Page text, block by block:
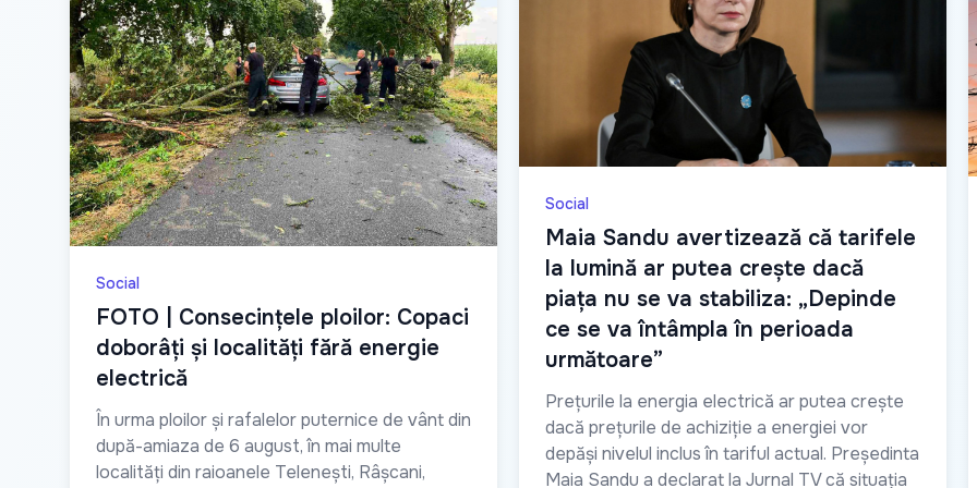
Social
FOTO | Consecințele ploilor: Copaci
doborâți și localități fără energie
electrică
În urma ploilor și rafalelor puternice de vânt din
după-amiaza de 6 august, în mai multe
localități din raioanele Telenești, Râșcani,
Social
Maia Sandu avertizează că tarifele
la lumină ar putea crește dacă
piața nu se va stabiliza: „Depinde
ce se va întâmpla în perioada
următoare”
Prețurile la energia electrică ar putea crește
dacă prețurile de achiziție a energiei vor
depăși nivelul inclus în tariful actual. Președinta
Maia Sandu a declarat la Jurnal TV că situația